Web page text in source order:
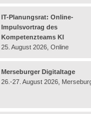
IT-Planungsrat: Online-
Impulsvortrag des
Kompetenzteams KI
25. August 2026, Online
Merseburger Digitaltage
26.-27. August 2026,